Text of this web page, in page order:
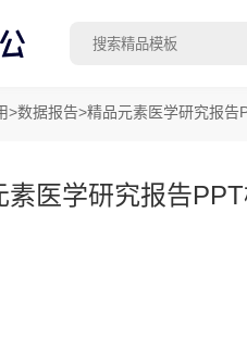
>数据报告>精品元素医学研究报告
素医学研究报告